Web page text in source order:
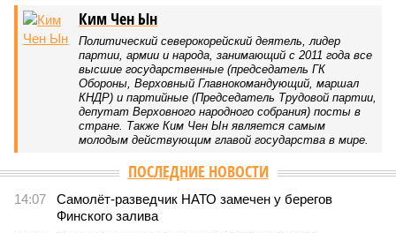
Пока в Ярославском районе СВАО дольщики «Сказочного леса»
уже получают ключи – в мае 2026 года были получены
заключение о соответствии проектной документации и
разрешение на ввод жилищного комплекса в эксплуатацию –
совсем недалеко, в паре станций метро южнее, на Люблинской
улице, картина, можно сказать, прямо противоположная.
Сюжет:Недвижимость
ЖК «Светлый мир «Станция Л»: та же группа компаний-
банкрот Seven Suns Development, та же
схема достройки через Capital Group осенью 2024 года, но
за прошедшие два года результатов, по словам дольщиков,